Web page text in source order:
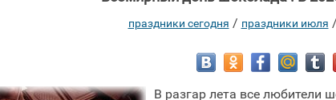
праздники сегодня / праздники июля /
В разгар лета все